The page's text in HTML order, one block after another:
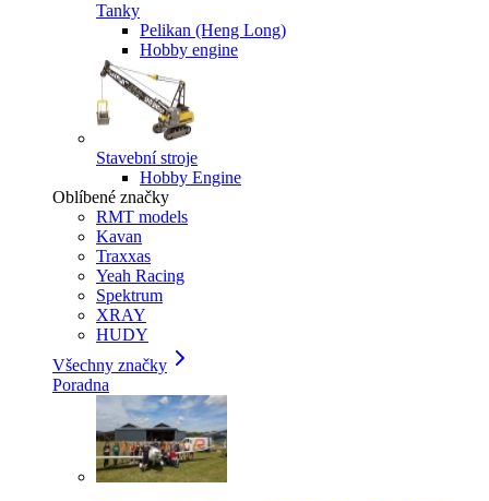
Tanky
Pelikan (Heng Long)
Hobby engine
Stavební stroje
Hobby Engine
Oblíbené značky
RMT models
Kavan
Traxxas
Yeah Racing
Spektrum
XRAY
HUDY
Všechny značky
Poradna